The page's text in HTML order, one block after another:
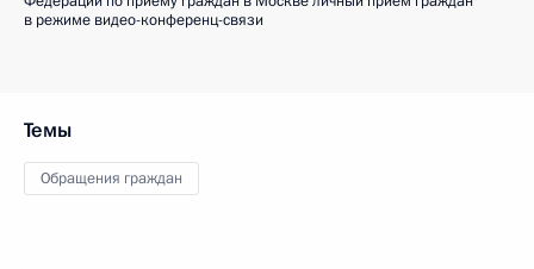
в режиме видео-конференц-связи
Темы
Обращения граждан